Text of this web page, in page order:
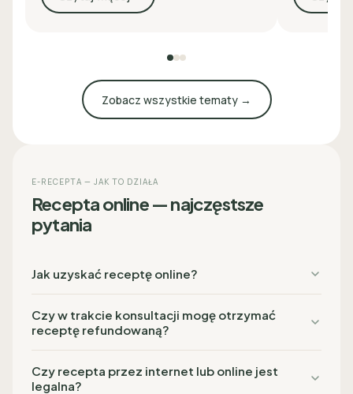
Zobacz wszystkie tematy →
E-RECEPTA — JAK TO DZIAŁA
Recepta online — najczęstsze
pytania
Jak uzyskać receptę online?
Czy w trakcie konsultacji mogę otrzymać
receptę refundowaną?
Czy recepta przez internet lub online jest
legalna?